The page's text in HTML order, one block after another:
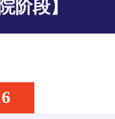
阶段】